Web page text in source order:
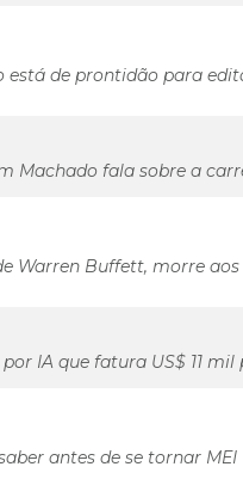
está de prontidão para
Machado fala sobre a
Warren Buffett, morre
IA que fatura US$ 11 mil
antes de se tornar MEI